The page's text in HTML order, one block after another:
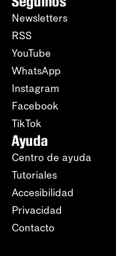
Newsletters
RSS
YouTube
WhatsApp
Instagram
Facebook
TikTok
Ayuda
Centro de ayuda
Tutoriales
Accesibilidad
Privacidad
Contacto